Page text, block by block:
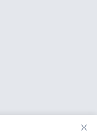
rapide
×